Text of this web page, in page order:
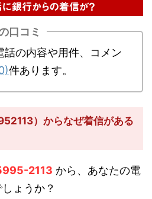
口コミ
話の内容や用件、コメン
件あります。
）からなぜ着信がある
2113 から、あなたの電
ょうか？